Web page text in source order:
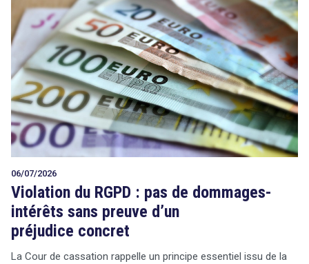
06/07/2026
Violation du RGPD : pas de dommages-
intérêts sans preuve d’un
préjudice concret
La Cour de cassation rappelle un principe essentiel issu de la